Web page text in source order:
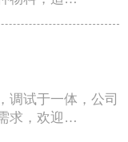
调试于一体，公司
求，欢迎…